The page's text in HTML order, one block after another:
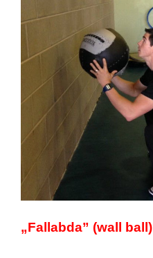
„Fallabda” (wall ball)